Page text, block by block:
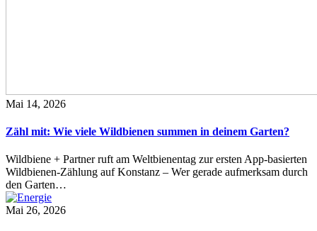
Mai 14, 2026
Zähl mit: Wie viele Wildbienen summen in deinem Garten?
Wildbiene + Partner ruft am Weltbienentag zur ersten App-basierten
Wildbienen-Zählung auf Konstanz – Wer gerade aufmerksam durch
den Garten…
Mai 26, 2026